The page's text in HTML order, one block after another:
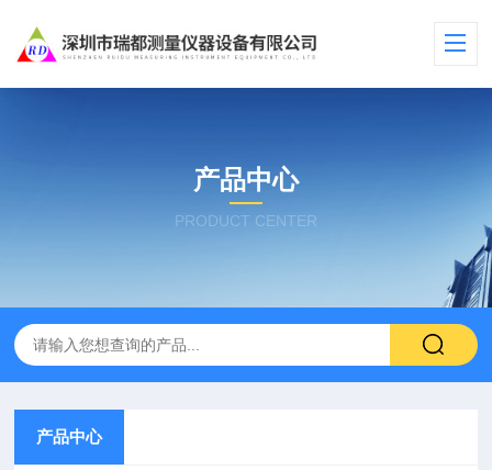
产品中心
PRODUCT CENTER
产品中心